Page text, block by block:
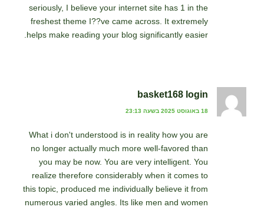
seriously, I believe your internet site has 1 in the
freshest theme I??ve came across. It extremely
helps make reading your blog significantly easier.
basket168 login
18 באוגוסט 2025 בשעה 23:13
What i don't understood is in reality how you are
no longer actually much more well-favored than
you may be now. You are very intelligent. You
realize therefore considerably when it comes to
this topic, produced me individually believe it from
numerous varied angles. Its like men and women